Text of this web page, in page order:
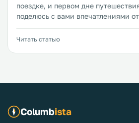
поездке, и первом дне
поделюсь с вами впечатлениями
планируем посетить Краковский
Zoologiczny w Krakowie), пройтись
Читать статью
Columbista